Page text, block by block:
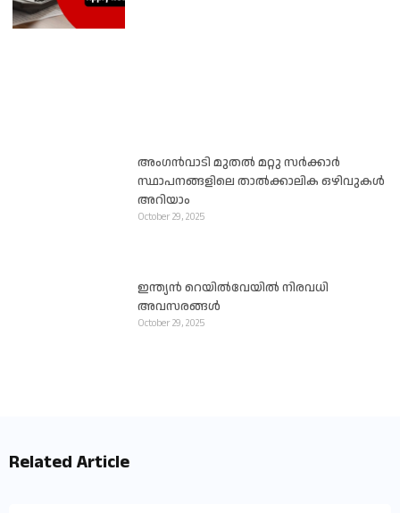
അംഗൻവാടി മുതൽ മറ്റു സർക്കാർ
സ്ഥാപനങ്ങളിലെ താൽക്കാലിക ഒഴിവുകൾ
അറിയാം
October 29, 2025
ഇന്ത്യൻ റെയിൽവേയിൽ നിരവധി
അവസരങ്ങൾ
October 29, 2025
Related Article